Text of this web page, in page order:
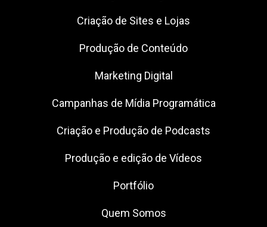
Criação de Sites e Lojas
Produção de Conteúdo
Marketing Digital
Campanhas de Mídia Programática
Criação e Produção de Podcasts
Produção e edição de Vídeos
Portfólio
Quem Somos